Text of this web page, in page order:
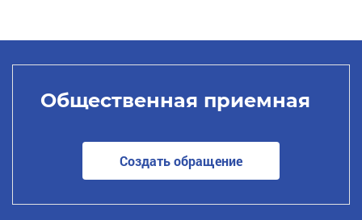
Общественная приемная
Создать обращение